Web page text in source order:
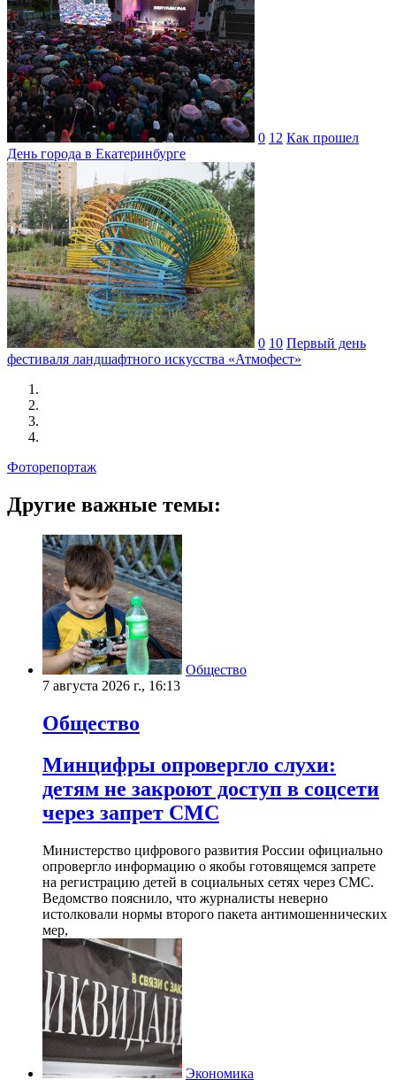
0 12 Как прошел
День города в Екатеринбурге
0 10 Первый день
фестиваля ландшафтного искусства «Атмофест»
Фоторепортаж
Другие важные темы:
Общество
7 августа 2026 г., 16:13
Общество
Минцифры опровергло слухи:
детям не закроют доступ в соцсети
через запрет СМС
Министерство цифрового развития России официально
опровергло информацию о якобы готовящемся запрете
на регистрацию детей в социальных сетях через СМС.
Ведомство пояснило, что журналисты неверно
истолковали нормы второго пакета антимошеннических
мер,
Экономика